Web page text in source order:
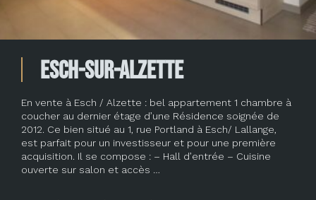
Esch-sur-Alzette
En vente à Esch / Alzette : bel appartement 1 chambre à
coucher au dernier étage d’une Résidence soignée de
2012. Ce bien situé au 1, rue Portland à Esch/ Lallange,
est parfait pour un investisseur et pour une première
acquisition. Il se compose : – Hall d’entrée – Cuisine
ouverte sur salon et accès …